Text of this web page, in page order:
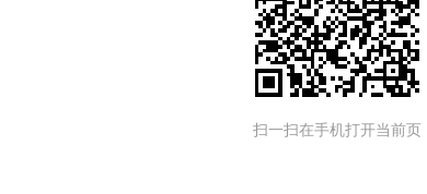
扫一扫在手机打开当前页